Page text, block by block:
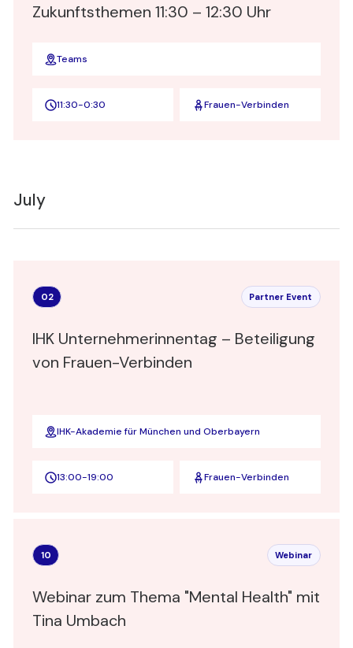
Zukunftsthemen 11:30 – 12:30 Uhr
Teams
11:30-0:30 Frauen-Verbinden
July
02 Partner Event
IHK Unternehmerinnentag – Beteiligung
von Frauen-Verbinden
IHK-Akademie für München und Oberbayern
13:00-19:00 Frauen-Verbinden
10 Webinar
Webinar zum Thema "Mental Health" mit
Tina Umbach